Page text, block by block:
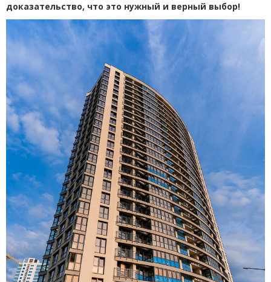
доказательство, что это нужный и верный выбор!